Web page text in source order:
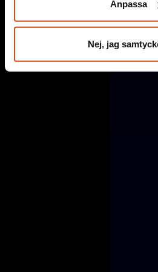
integritet@suntarbetsliv.se.Anpassa
Nej, jag
organisationerna och